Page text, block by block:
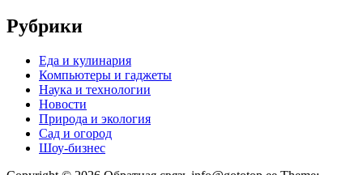
Рубрики
Еда и кулинария
Компьютеры и гаджеты
Наука и технологии
Новости
Природа и экология
Сад и огород
Шоу-бизнес